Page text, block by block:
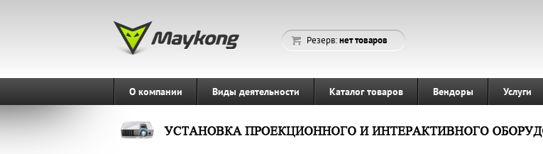
Резерв:нет товаров
О компании Виды деятельности Каталог товаров Вендоры Услуги